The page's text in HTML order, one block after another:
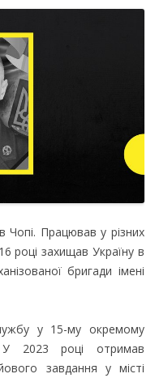
Чопі. Працював у різних
році захищав Україну в
бригади імені
у 15-му окремому
У 2023 році отримав
завдання у місті